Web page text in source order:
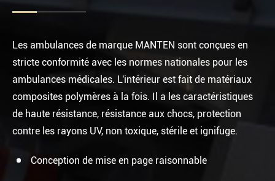
Les ambulances de marque MANTEN sont conçues en
stricte conformité avec les normes nationales pour les
ambulances médicales. L'intérieur est fait de matériaux
composites polymères à la fois. Il a les caractéristiques
de haute résistance, résistance aux chocs, protection
contre les rayons UV, non toxique, stérile et ignifuge.
Conception de mise en page raisonnable